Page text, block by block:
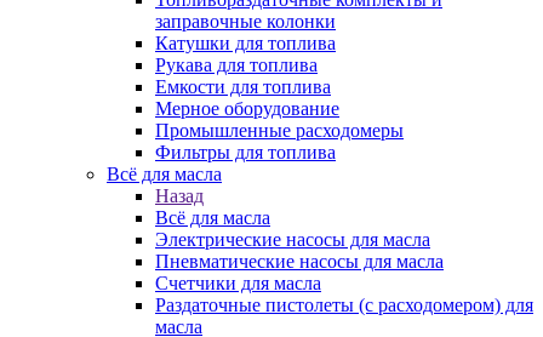
заправочные колонки
Катушки для топлива
Рукава для топлива
Емкости для топлива
Мерное оборудование
Промышленные расходомеры
Фильтры для топлива
Всё для масла
Назад
Всё для масла
Электрические насосы для масла
Пневматические насосы для масла
Счетчики для масла
Раздаточные пистолеты (с расходомером) для
масла